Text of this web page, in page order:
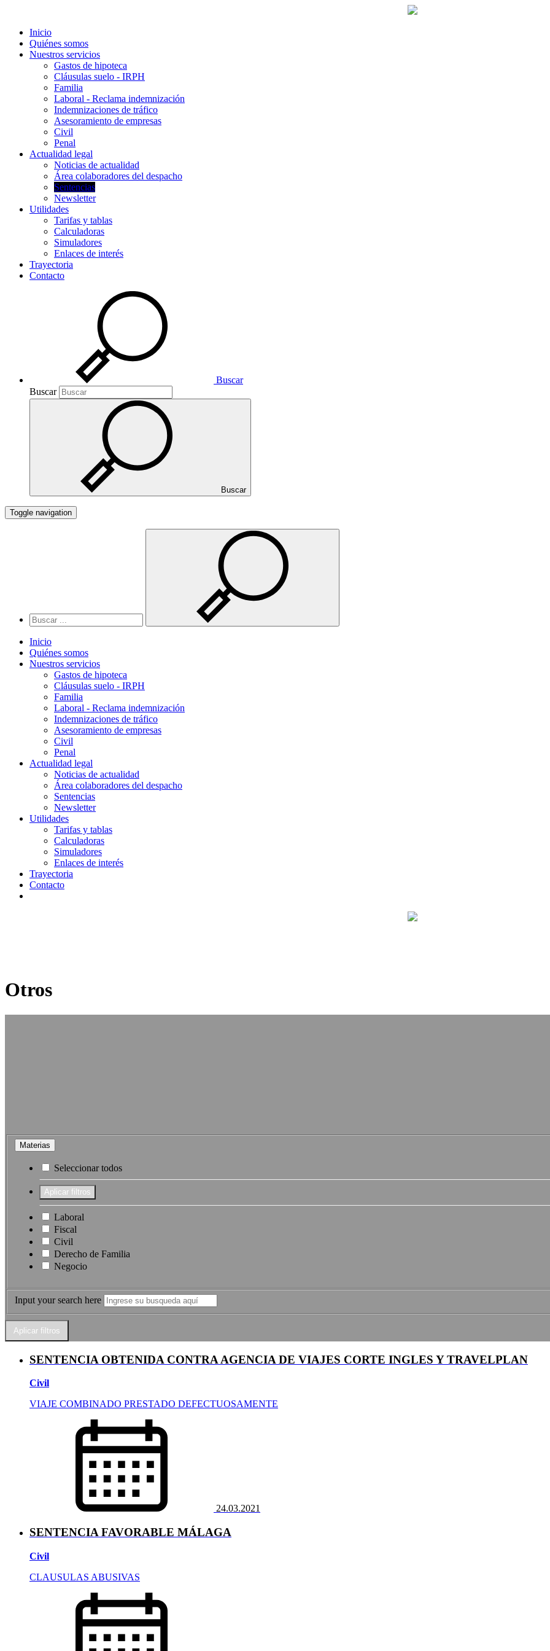
Inicio
Quiénes somos
Nuestros servicios
Gastos de hipoteca
Cláusulas suelo - IRPH
Familia
Laboral - Reclama indemnización
Indemnizaciones de tráfico
Asesoramiento de empresas
Civil
Penal
Actualidad legal
Noticias de actualidad
Área colaboradores del despacho
Sentencias
Newsletter
Utilidades
Tarifas y tablas
Calculadoras
Simuladores
Enlaces de interés
Trayectoria
Contacto
Buscar
Buscar
Buscar
Toggle navigation
Inicio
Quiénes somos
Nuestros servicios
Gastos de hipoteca
Cláusulas suelo - IRPH
Familia
Laboral - Reclama indemnización
Indemnizaciones de tráfico
Asesoramiento de empresas
Civil
Penal
Actualidad legal
Noticias de actualidad
Área colaboradores del despacho
Sentencias
Newsletter
Utilidades
Tarifas y tablas
Calculadoras
Simuladores
Enlaces de interés
Trayectoria
Contacto
Otros
Materias
Seleccionar todos
Laboral
Fiscal
Civil
Derecho de Familia
Negocio
Input your search here
SENTENCIA OBTENIDA CONTRA AGENCIA DE VIAJES CORTE INGLES Y TRAVELPLAN
Civil
VIAJE COMBINADO PRESTADO DEFECTUOSAMENTE
24.03.2021
SENTENCIA FAVORABLE MÁLAGA
Civil
CLAUSULAS ABUSIVAS